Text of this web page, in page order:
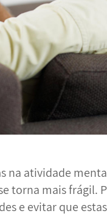
na atividade
torna mais frágil.
e evitar que